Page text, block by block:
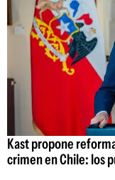
Kast propone
crimen en Chile: los